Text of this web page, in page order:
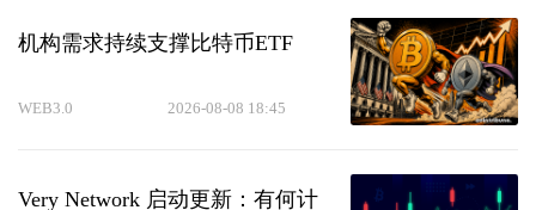
机构需求持续支撑比特币ETF
WEB3.0 2026-08-08 18:45
Very Network 启动更新：有何计